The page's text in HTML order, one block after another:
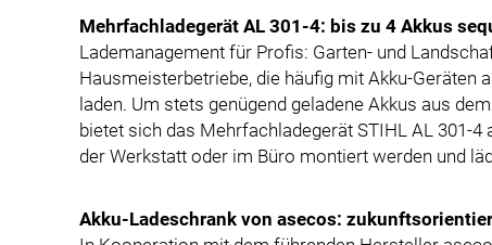
Mehrfachladegerät AL 301-4: bis zu 4 Akkus
Lademanagement für Profis: Garten- und
Hausmeisterbetriebe, die häufig mit Akku-Geräten
laden. Um stets genügend geladene Akkus aus
bietet sich das Mehrfachladegerät STIHL AL 301-4
der Werkstatt oder im Büro montiert werden und
Akku-Ladeschrank von asecos: